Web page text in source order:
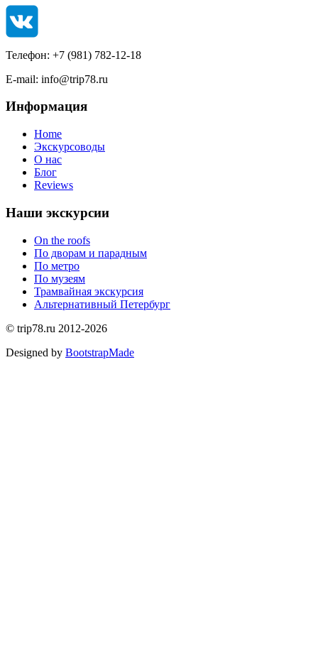
Телефон: +7 (981) 782-12-18
E-mail: info@trip78.ru
Информация
Home
Экскурсоводы
О нас
Блог
Reviews
Наши экскурсии
On the roofs
По дворам и парадным
По метро
По музеям
Трамвайная экскурсия
Альтернативный Петербург
© trip78.ru 2012-2026
Designed by BootstrapMade